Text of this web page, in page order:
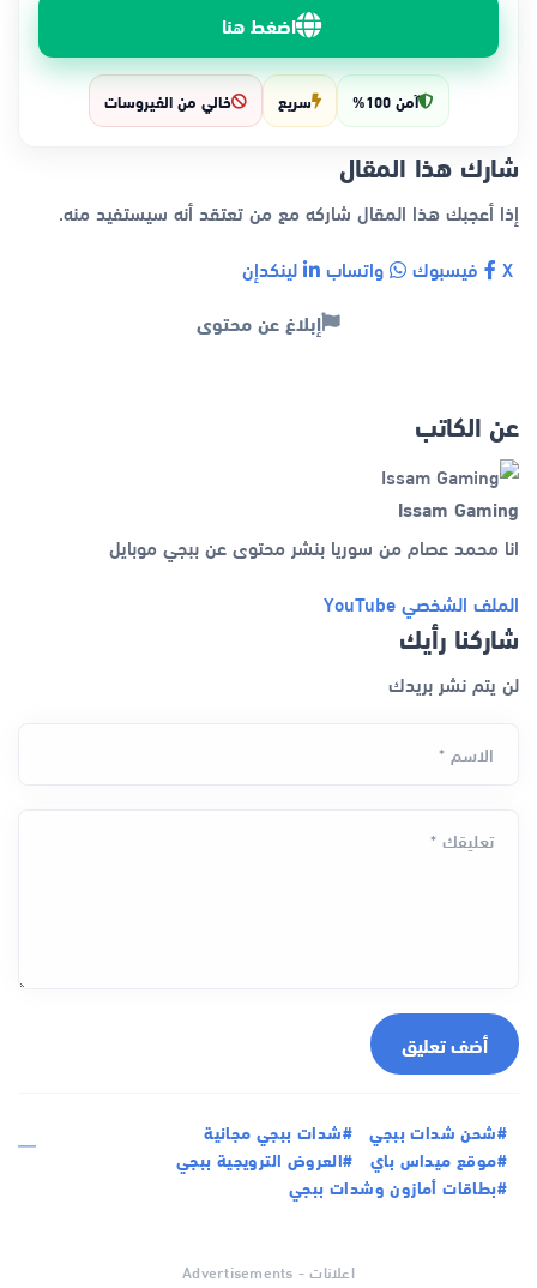
اضغط هنا
آمن 100% سريع خالي من الفيروسات
شارك هذا المقال
إذا أعجبك هذا المقال شاركه مع من تعتقد أنه سيستفيد منه.
فيسبوك واتساب لينكدإن
إبلاغ عن محتوى
عن الكاتب
Issam Gaming
انا محمد عصام من سوريا بنشر محتوى عن ببجي موبايل
الملف الشخصي YouTube
شاركنا رأيك
لن يتم نشر بريدك
الاسم *
تعليقك *
أضف تعليق
#شحن شدات ببجي
#شدات ببجي مجانية
#موقع ميداس باي
#العروض الترويجية ببجي
#بطاقات أمازون وشدات ببجي
اعلانات - Advertisements